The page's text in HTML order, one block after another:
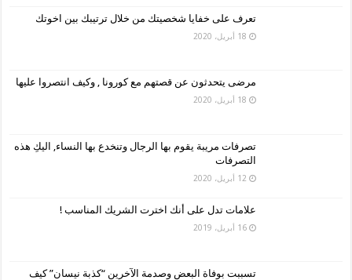
تعرف على خفايا شخصيتك من خلال ترتيبك بين اخوتك
18 أبريل، 2020
مرضى يتحدثون عن قصتهم مع كورونا , وكيف انتصروا عليها
18 أبريل، 2020
تصرفات مريبة يقوم بها الرجال وتنخدع بها النساء, اليكِ هذه
التصرفات
12 أبريل، 2020
علامات تدل على أنك اخترت الشريك المناسب !
16 أبريل، 2019
تسببت بوفاة البعض وصدمة الآخرين “كذبة نيسان” كيف